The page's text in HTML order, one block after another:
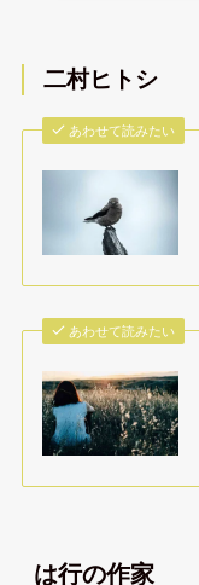
二村ヒトシ
あわせて読みたい
あわせて読みたい
は行の作家